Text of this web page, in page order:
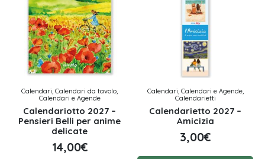
Calendari, Calendari da tavolo,
Calendari e Agende
Calendariotto 2027 –
Pensieri Belli per anime
delicate
14,00€
Calendari, Calendari e Agende,
Calendarietti
Calendarietto 2027 –
Amicizia
3,00€